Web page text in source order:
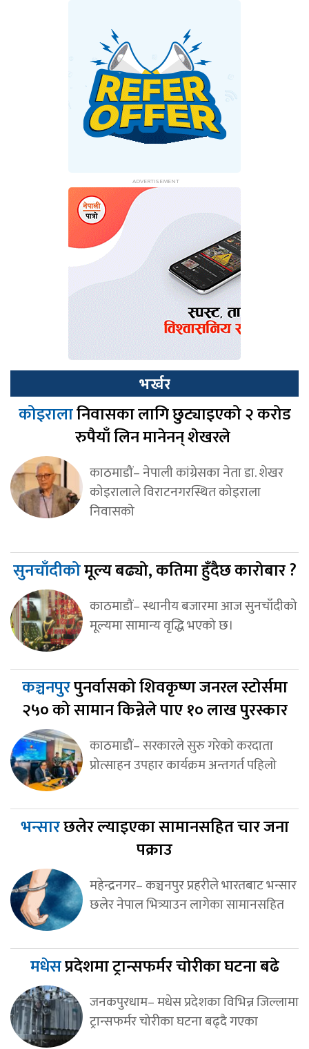
भर्खर
कोइरालानिवासका लागि छुट्याइएको २ करोड
रुपैयाँ लिन मानेनन् शेखरले
काठमाडौं– नेपाली कांग्रेसका नेता डा. शेखर
कोइरालाले विराटनगरस्थित कोइराला
निवासको
सुनचाँदीकोमूल्य बढ्यो, कतिमा हुँदैछ कारोबार ?
काठमाडौं– स्थानीय बजारमा आज सुनचाँदीको
मूल्यमा सामान्य वृद्धि भएको छ।
कञ्चनपुरपुनर्वासको शिवकृष्ण जनरल स्टोर्समा
२५० को सामान किन्नेले पाए १० लाख पुरस्कार
काठमाडौं– सरकारले सुरु गरेको करदाता
प्रोत्साहन उपहार कार्यक्रम अन्तगर्त पहिलो
भन्सारछलेर ल्याइएका सामानसहित चार जना
पक्राउ
महेन्द्रनगर– कञ्चनपुर प्रहरीले भारतबाट भन्सार
छलेर नेपाल भित्र्याउन लागेका सामानसहित
मधेसप्रदेशमा ट्रान्सफर्मर चोरीका घटना बढे
जनकपुरधाम– मधेस प्रदेशका विभिन्न जिल्लामा
ट्रान्सफर्मर चोरीका घटना बढ्दै गएका